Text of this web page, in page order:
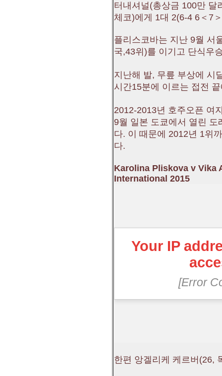
터내셔널(총상금 100만 달
체코)에게 1대 2(6-4 6＜7
플리스코바는 지난 9월 서
국,43위)를 이기고 단식우
지난해 발, 무릎 부상에 시
시간15분에 이르는 접전
2012-2013년 호주오픈 여
9월 일본 도쿄에서 열린
다. 이 때문에 2012년 1위
다.
Karolina Pliskova v Vika
International 2015
한편 앙겔리케 케르버(26,